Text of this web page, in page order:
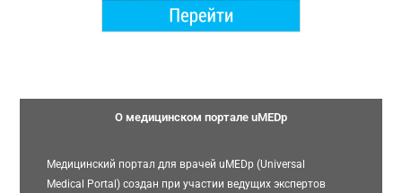
О медицинском портале uMEDp
Медицинский портал для врачей uMEDp (Universal
Medical Portal) создан при участии ведущих экспертов